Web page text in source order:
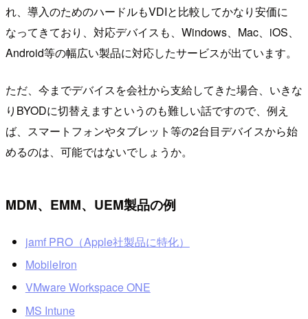
れ、導入のためのハードルもVDIと比較してかなり安価に
なってきており、対応デバイスも、Windows、Mac、iOS、
Android等の幅広い製品に対応したサービスが出ています。
ただ、今までデバイスを会社から支給してきた場合、いきな
りBYODに切替えますというのも難しい話ですので、例え
ば、スマートフォンやタブレット等の2台目デバイスから始
めるのは、可能ではないでしょうか。
MDM、EMM、UEM製品の例
jamf PRO（Apple社製品に特化）
MobileIron
VMware Workspace ONE
MS Intune